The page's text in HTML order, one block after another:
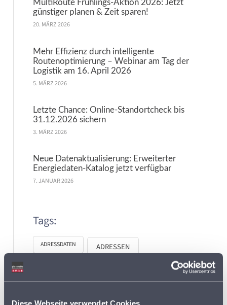
Diese Webseite verwendet Cookies
MultiRoute Frühlings-Aktion 2026: Jetzt
günstiger planen & Zeit sparen!
20. MÄRZ 2026
Mehr Effizienz durch intelligente
Routenoptimierung – Webinar am Tag der
Logistik am 16. April 2026
5. MÄRZ 2026
Letzte Chance: Online-Standortcheck bis
31.12.2026 sichern
3. MÄRZ 2026
Neue Datenaktualisierung: Erweiterter
Energiedaten-Katalog jetzt verfügbar
7. JANUAR 2026
Tags:
ADRESSDATEN ADRESSEN
ADRESSEN DER SUPERMÄRKTE IN DEUTSCHLAND